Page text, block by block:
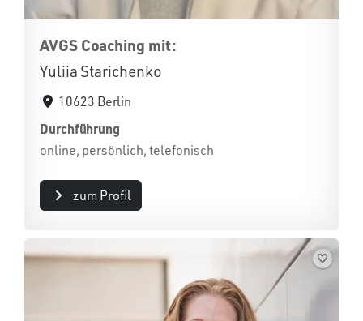
AVGS Coaching mit:
Yuliia Starichenko
10623 Berlin
Durchführung
online, persönlich, telefonisch
zum Profil